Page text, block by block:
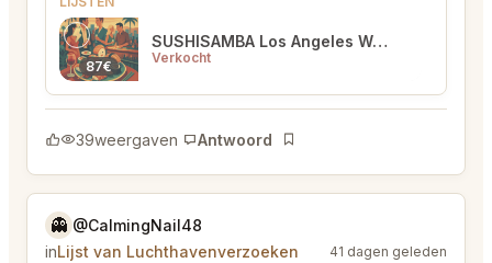
87€
SUSHISAMBA Los Angeles West Hollywood
Verkocht
39weergaven Antwoord
Bladwijzer
👻 @CalmingNail48
inLijst van Luchthavenverzoeken 41 dagen geleden